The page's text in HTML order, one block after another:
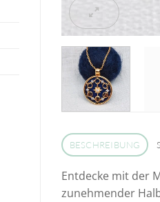
BESCHREIBUNG
Entdecke mit der
zunehmender